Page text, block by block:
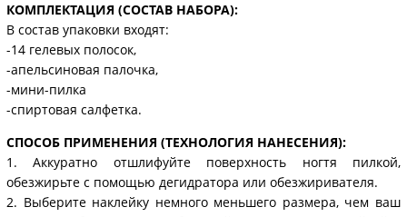
КОМПЛЕКТАЦИЯ (СОСТАВ НАБОРА):
В состав упаковки входят:
-14 гелевых полосок,
-апельсиновая палочка,
-мини-пилка
-спиртовая салфетка.
СПОСОБ ПРИМЕНЕНИЯ (ТЕХНОЛОГИЯ НАНЕСЕНИЯ):
1. Аккуратно отшлифуйте поверхность ногтя пилкой,
обезжирьте с помощью дегидратора или обезжиривателя.
2. Выберите наклейку немного меньшего размера, чем ваш